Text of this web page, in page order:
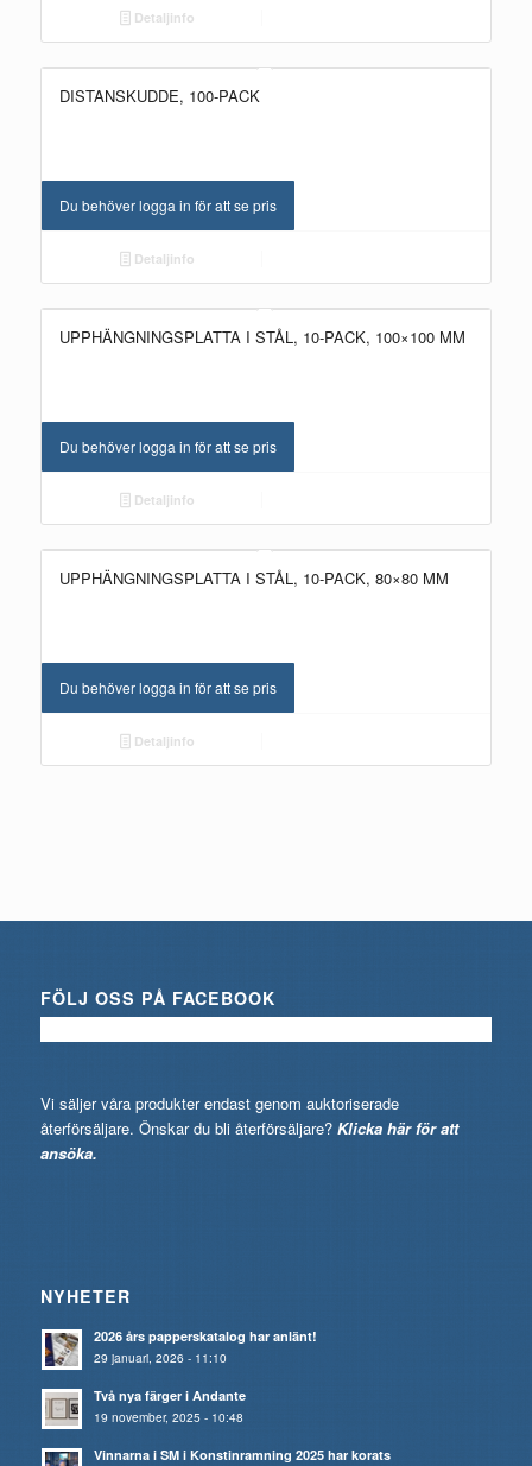
Detaljinfo
DISTANSKUDDE, 100-PACK
Du behöver logga in för att se pris
Detaljinfo
UPPHÄNGNINGSPLATTA I STÅL, 10-PACK, 100×100 MM
Du behöver logga in för att se pris
Detaljinfo
UPPHÄNGNINGSPLATTA I STÅL, 10-PACK, 80×80 MM
Du behöver logga in för att se pris
Detaljinfo
FÖLJ OSS PÅ FACEBOOK
Vi säljer våra produkter endast genom auktoriserade
återförsäljare. Önskar du bli återförsäljare? Klicka här för att
ansöka.
NYHETER
2026 års papperskatalog har anlänt!
29 januari, 2026 - 11:10
Två nya färger i Andante
19 november, 2025 - 10:48
Vinnarna i SM i Konstinramning 2025 har korats